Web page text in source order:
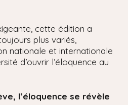
cette édition a
plus variés,
nationale et internationale
d’ouvrir l’éloquence au
l’éloquence se révèle